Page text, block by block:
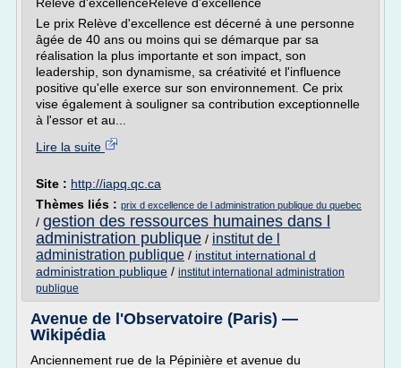
Le prix Relève d'excellence est décerné à une personne
âgée de 40 ans ou moins qui se démarque par sa
réalisation la plus importante et son impact, son
leadership, son dynamisme, sa créativité et l'influence
positive qu'elle exerce sur son environnement. Ce prix
vise également à souligner sa contribution exceptionnelle
à l'essor et au...
Lire la suite
Site : http://iapq.qc.ca
Thèmes liés : prix d excellence de l administration publique du quebec
/ gestion des ressources humaines dans l
administration publique / institut de l
administration publique / institut international d
administration publique / institut international administration
publique
Avenue de l'Observatoire (Paris) —
Wikipédia
Anciennement rue de la Pépinière et avenue du